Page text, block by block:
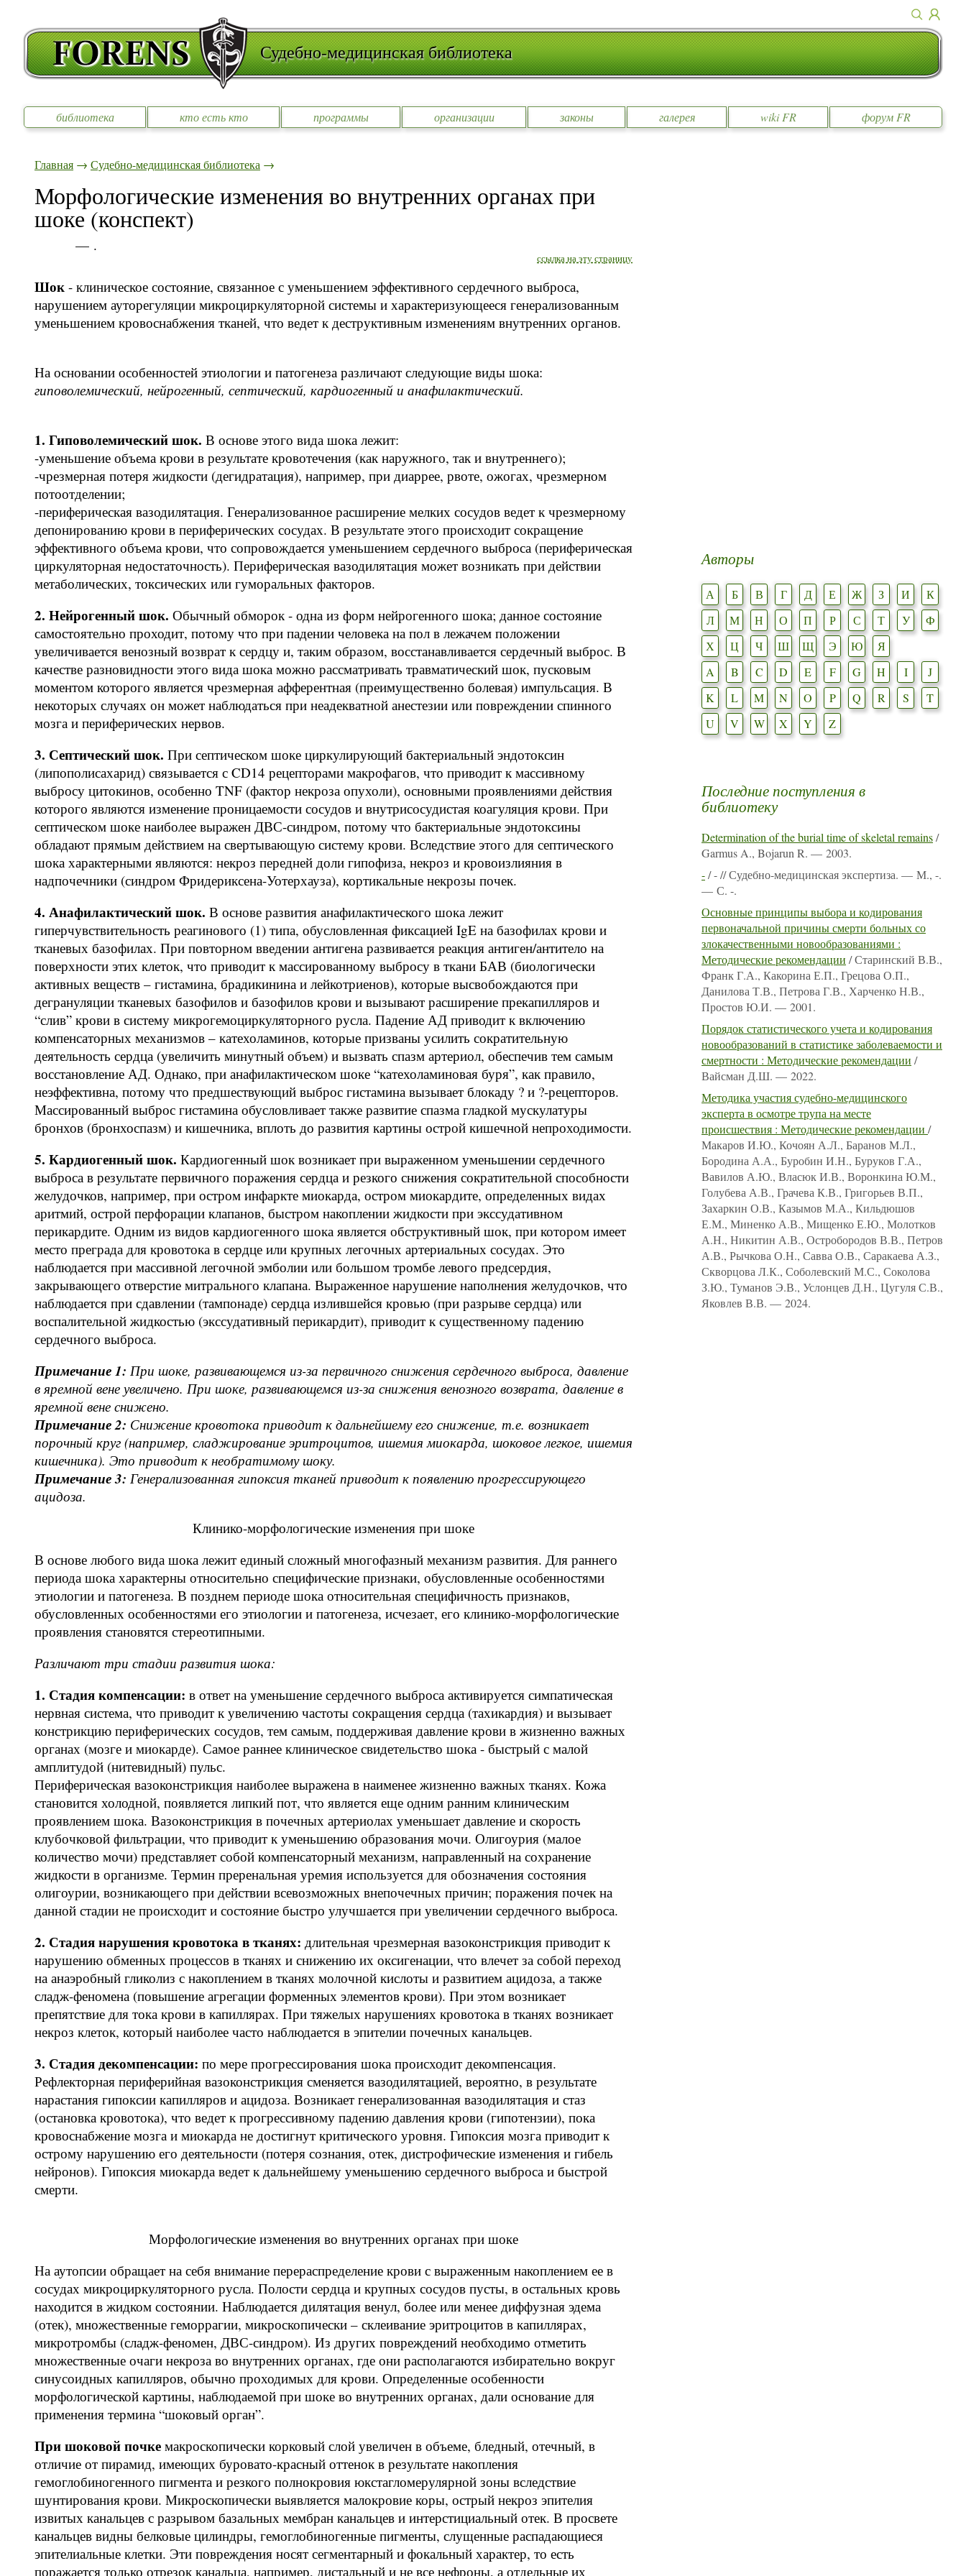
Судебно-медицинская библиотека
библиотека кто есть кто программы организации законы галерея wiki FR форум FR
Главная → Судебно-медицинская библиотека →
Морфологические изменения во внутренних органах при
шоке (конспект)
— .
ссылка на эту страницу
Шок - клиническое состояние, связанное с уменьшением эффективного сердечного выброса,
нарушением ауторегуляции микроциркуляторной системы и характеризующееся генерализованным
уменьшением кровоснабжения тканей, что ведет к деструктивным изменениям внутренних органов.
На основании особенностей этиологии и патогенеза различают следующие виды шока:
гиповолемический, нейрогенный, септический, кардиогенный и анафилактический.
1. Гиповолемический шок. В основе этого вида шока лежит:
-уменьшение объема крови в результате кровотечения (как наружного, так и внутреннего);
-чрезмерная потеря жидкости (дегидратация), например, при диаррее, рвоте, ожогах, чрезмерном
потоотделении;
-периферическая вазодилятация. Генерализованное расширение мелких сосудов ведет к чрезмерному
депонированию крови в периферических сосудах. В результате этого происходит сокращение
эффективного объема крови, что сопровождается уменьшением сердечного выброса (периферическая
циркуляторная недостаточность). Периферическая вазодилятация может возникать при действии
метаболических, токсических или гуморальных факторов.
2. Нейрогенный шок. Обычный обморок - одна из форм нейрогенного шока; данное состояние
самостоятельно проходит, потому что при падении человека на пол в лежачем положении
увеличивается венозный возврат к сердцу и, таким образом, восстанавливается сердечный выброс. В
качестве разновидности этого вида шока можно рассматривать травматический шок, пусковым
моментом которого является чрезмерная афферентная (преимущественно болевая) импульсация. В
некоторых случаях он может наблюдаться при неадекватной анестезии или повреждении спинного
мозга и периферических нервов.
3. Септический шок. При септическом шоке циркулирующий бактериальный эндотоксин
(липополисахарид) связывается с CD14 рецепторами макрофагов, что приводит к массивному
выбросу цитокинов, особенно TNF (фактор некроза опухоли), основными проявлениями действия
которого являются изменение проницаемости сосудов и внутрисосудистая коагуляция крови. При
септическом шоке наиболее выражен ДВС-синдром, потому что бактериальные эндотоксины
обладают прямым действием на свертывающую систему крови. Вследствие этого для септического
шока характерными являются: некроз передней доли гипофиза, некроз и кровоизлияния в
надпочечники (синдром Фридериксена-Уотерхауза), кортикальные некрозы почек.
4. Анафилактический шок. В основе развития анафилактического шока лежит
гиперчувствительность реагинового (1) типа, обусловленная фиксацией IgE на базофилах крови и
тканевых базофилах. При повторном введении антигена развивается реакция антиген/антитело на
поверхности этих клеток, что приводит к массированному выбросу в ткани БАВ (биологически
активных веществ – гистамина, брадикинина и лейкотриенов), которые высвобождаются при
дегрануляции тканевых базофилов и базофилов крови и вызывают расширение прекапилляров и
“слив” крови в систему микрогемоциркуляторного русла. Падение АД приводит к включению
компенсаторных механизмов – катехоламинов, которые призваны усилить сократительную
деятельность сердца (увеличить минутный объем) и вызвать спазм артериол, обеспечив тем самым
восстановление АД. Однако, при анафилактическом шоке “катехоламиновая буря”, как правило,
неэффективна, потому что предшествующий выброс гистамина вызывает блокаду ? и ?-рецепторов.
Массированный выброс гистамина обусловливает также развитие спазма гладкой мускулатуры
бронхов (бронхоспазм) и кишечника, вплоть до развития картины острой кишечной непроходимости.
5. Кардиогенный шок. Кардиогенный шок возникает при выраженном уменьшении сердечного
выброса в результате первичного поражения сердца и резкого снижения сократительной способности
желудочков, например, при остром инфаркте миокарда, остром миокардите, определенных видах
аритмий, острой перфорации клапанов, быстром накоплении жидкости при экссудативном
перикардите. Одним из видов кардиогенного шока является обструктивный шок, при котором имеет
место преграда для кровотока в сердце или крупных легочных артериальных сосудах. Это
наблюдается при массивной легочной эмболии или большом тромбе левого предсердия,
закрывающего отверстие митрального клапана. Выраженное нарушение наполнения желудочков, что
наблюдается при сдавлении (тампонаде) сердца излившейся кровью (при разрыве сердца) или
воспалительной жидкостью (экссудативный перикардит), приводит к существенному падению
сердечного выброса.
Примечание 1: При шоке, развивающемся из-за первичного снижения сердечного выброса, давление
в яремной вене увеличено. При шоке, развивающемся из-за снижения венозного возврата, давление в
яремной вене снижено.
Примечание 2: Снижение кровотока приводит к дальнейшему его снижение, т.е. возникает
порочный круг (например, сладжирование эритроцитов, ишемия миокарда, шоковое легкое, ишемия
кишечника). Это приводит к необратимому шоку.
Примечание 3: Генерализованная гипоксия тканей приводит к появлению прогрессирующего
ацидоза.
Клинико-морфологические изменения при шоке
В основе любого вида шока лежит единый сложный многофазный механизм развития. Для раннего
периода шока характерны относительно специфические признаки, обусловленные особенностями
этиологии и патогенеза. В позднем периоде шока относительная специфичность признаков,
обусловленных особенностями его этиологии и патогенеза, исчезает, его клинико-морфологические
проявления становятся стереотипными.
Различают три стадии развития шока:
1. Стадия компенсации: в ответ на уменьшение сердечного выброса активируется симпатическая
нервная система, что приводит к увеличению частоты сокращения сердца (тахикардия) и вызывает
констрикцию периферических сосудов, тем самым, поддерживая давление крови в жизненно важных
органах (мозге и миокарде). Самое раннее клиническое свидетельство шока - быстрый с малой
амплитудой (нитевидный) пульс.
Периферическая вазоконстрикция наиболее выражена в наименее жизненно важных тканях. Кожа
становится холодной, появляется липкий пот, что является еще одним ранним клиническим
проявлением шока. Вазоконстрикция в почечных артериолах уменьшает давление и скорость
клубочковой фильтрации, что приводит к уменьшению образования мочи. Олигоурия (малое
количество мочи) представляет собой компенсаторный механизм, направленный на сохранение
жидкости в организме. Термин преренальная уремия используется для обозначения состояния
олигоурии, возникающего при действии всевозможных внепочечных причин; поражения почек на
данной стадии не происходит и состояние быстро улучшается при увеличении сердечного выброса.
2. Стадия нарушения кровотока в тканях: длительная чрезмерная вазоконстрикция приводит к
нарушению обменных процессов в тканях и снижению их оксигенации, что влечет за собой переход
на анаэробный гликолиз с накоплением в тканях молочной кислоты и развитием ацидоза, а также
сладж-феномена (повышение агрегации форменных элементов крови). При этом возникает
препятствие для тока крови в капиллярах. При тяжелых нарушениях кровотока в тканях возникает
некроз клеток, который наиболее часто наблюдается в эпителии почечных канальцев.
3. Стадия декомпенсации: по мере прогрессирования шока происходит декомпенсация.
Рефлекторная периферийная вазоконстрикция сменяется вазодилятацией, вероятно, в результате
нарастания гипоксии капилляров и ацидоза. Возникает генерализованная вазодилятация и стаз
(остановка кровотока), что ведет к прогрессивному падению давления крови (гипотензии), пока
кровоснабжение мозга и миокарда не достигнут критического уровня. Гипоксия мозга приводит к
острому нарушению его деятельности (потеря сознания, отек, дистрофические изменения и гибель
нейронов). Гипоксия миокарда ведет к дальнейшему уменьшению сердечного выброса и быстрой
смерти.
Морфологические изменения во внутренних органах при шоке
На аутопсии обращает на себя внимание перераспределение крови с выраженным накоплением ее в
сосудах микроциркуляторного русла. Полости сердца и крупных сосудов пусты, в остальных кровь
находится в жидком состоянии. Наблюдается дилятация венул, более или менее диффузная эдема
(отек), множественные геморрагии, микроскопически – склеивание эритроцитов в капиллярах,
микротромбы (сладж-феномен, ДВС-синдром). Из других повреждений необходимо отметить
множественные очаги некроза во внутренних органах, где они располагаются избирательно вокруг
синусоидных капилляров, обычно проходимых для крови. Определенные особенности
морфологической картины, наблюдаемой при шоке во внутренних органах, дали основание для
применения термина “шоковый орган”.
При шоковой почке макроскопически корковый слой увеличен в объеме, бледный, отечный, в
отличие от пирамид, имеющих буровато-красный оттенок в результате накопления
гемоглобиногенного пигмента и резкого полнокровия юкстагломерулярной зоны вследствие
шунтирования крови. Микроскопически выявляется малокровие коры, острый некроз эпителия
извитых канальцев с разрывом базальных мембран канальцев и интерстициальный отек. В просвете
канальцев видны белковые цилиндры, гемоглобиногенные пигменты, слущенные распадающиеся
эпителиальные клетки. Эти повреждения носят сегментарный и фокальный характер, то есть
поражается только отрезок канальца, например, дистальный и не все нефроны, а отдельные их
Авторы
А Б В Г Д Е Ж З И
К
Л
М Н О П Р С Т У
Ф
Х
Ц Ч Ш Щ Э Ю
Я
A
B C D E F G H I
J
K
L M N O P Q R S
T
U
V W X Y Z
Последние поступления в
библиотеку
Determination of the burial time of skeletal remains/
Garmus A., Bojarun R. — 2003.
-/ - // Судебно-медицинская экспертиза. — М., -.
— С. -.
Основные принципы выбора и кодирования
первоначальной причины смерти больных со
злокачественными новообразованиями :
Методические рекомендации / Старинский В.В.,
Франк Г.А., Какорина Е.П., Грецова О.П.,
Данилова Т.В., Петрова Г.В., Харченко Н.В.,
Простов Ю.И. — 2001.
Порядок статистического учета и кодирования
новообразований в статистике заболеваемости и
смертности : Методические рекомендации /
Вайсман Д.Ш. — 2022.
Методика участия судебно-медицинского
эксперта в осмотре трупа на месте
происшествия : Методические рекомендации /
Макаров И.Ю., Кочоян А.Л., Баранов М.Л.,
Бородина А.А., Буробин И.Н., Буруков Г.А.,
Вавилов А.Ю., Власюк И.В., Воронкина Ю.М.,
Голубева А.В., Грачева К.В., Григорьев В.П.,
Захаркин О.В., Казымов М.А., Кильдюшов
Е.М., Миненко А.В., Мищенко Е.Ю., Молотков
А.Н., Никитин А.В., Остробородов В.В., Петров
А.В., Рычкова О.Н., Савва О.В., Саракаева А.З.,
Скворцова Л.К., Соболевский М.С., Соколова
З.Ю., Туманов Э.В., Услонцев Д.Н., Цугуля С.В.,
Яковлев В.В. — 2024.